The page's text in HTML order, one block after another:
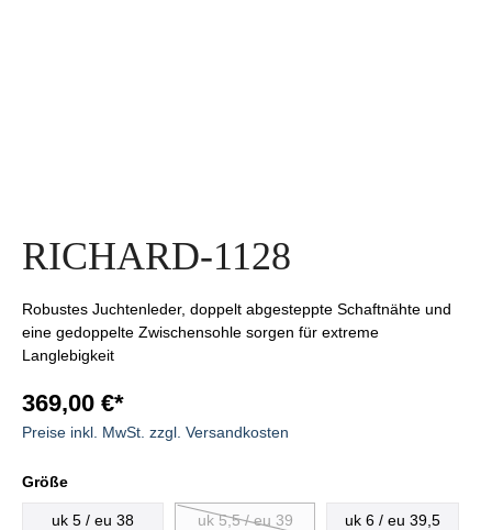
RICHARD-1128
Robustes Juchtenleder, doppelt abgesteppte Schaftnähte und
eine gedoppelte Zwischensohle sorgen für extreme
Langlebigkeit
369,00 €*
Preise inkl. MwSt. zzgl. Versandkosten
Größe
uk 5 / eu 38 uk 5,5 / eu 39 uk 6 / eu 39,5